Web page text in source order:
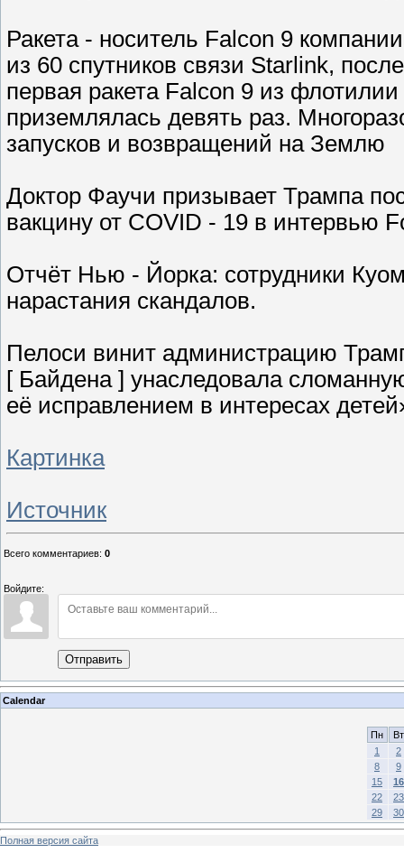
Ракета - носитель Falcon 9
из 60 спутников связи Starlink,
первая ракета Falcon 9 из
приземлялась девять раз.
запусков и возвращений на Землю
Доктор Фаучи призывает Трампа
вакцину от COVID - 19 в интервью
Отчёт Нью - Йорка: сотрудники
нарастания скандалов.
Пелоси винит администрацию
[ Байдена ] унаследовала
её исправлением в интересах
Картинка
Источник
Всего комментариев: 0
Войдите:
Отправить
Calendar
Пн
Вт
1
2
8
9
15
16
22
23
29
30
Полная версия сайта